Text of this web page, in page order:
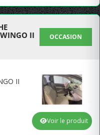
II
OCCASION
II
Voir le produit